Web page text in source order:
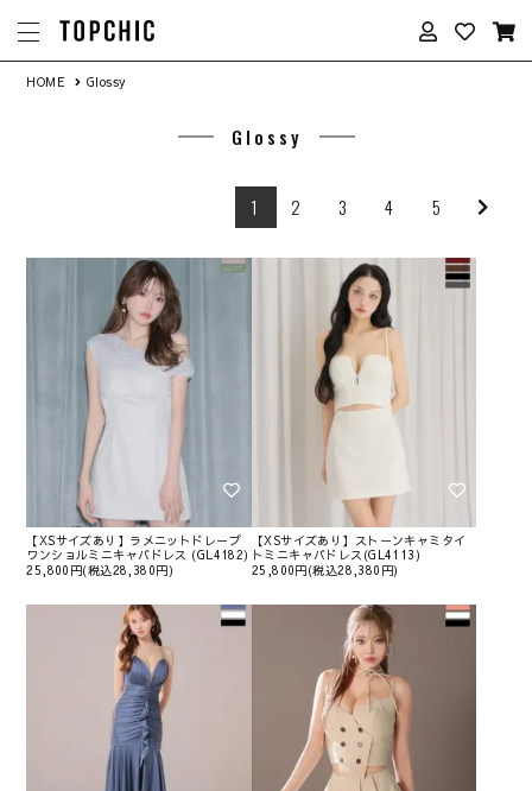
HOME Glossy
Glossy
1 2 3 4 5
【XSサイズあり】ラメニットドレープ
ワンショルミニキャバドレス (GL4182)
25,800円(税込28,380円)
【XSサイズあり】ストーンキャミタイ
トミニキャバドレス(GL4113)
25,800円(税込28,380円)